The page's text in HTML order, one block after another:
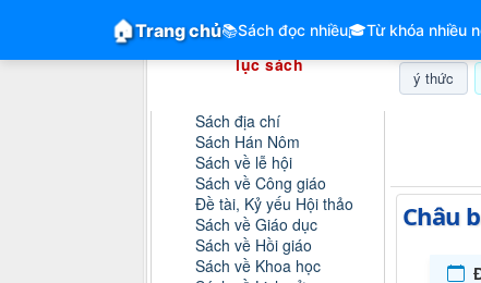
🏠Trang chủ📚Sách đọc nhiều🎓Từ khóa nhiều
ý thức
Châu
Hệ thống hóa tài liệu & mục
lục sách
Sách địa chí
Sách Hán Nôm
Sách về lễ hội
Sách về Công giáo
Đề tài, Kỷ yếu Hội thảo
Sách về Giáo dục
Sách về Hồi giáo
Sách về Khoa học